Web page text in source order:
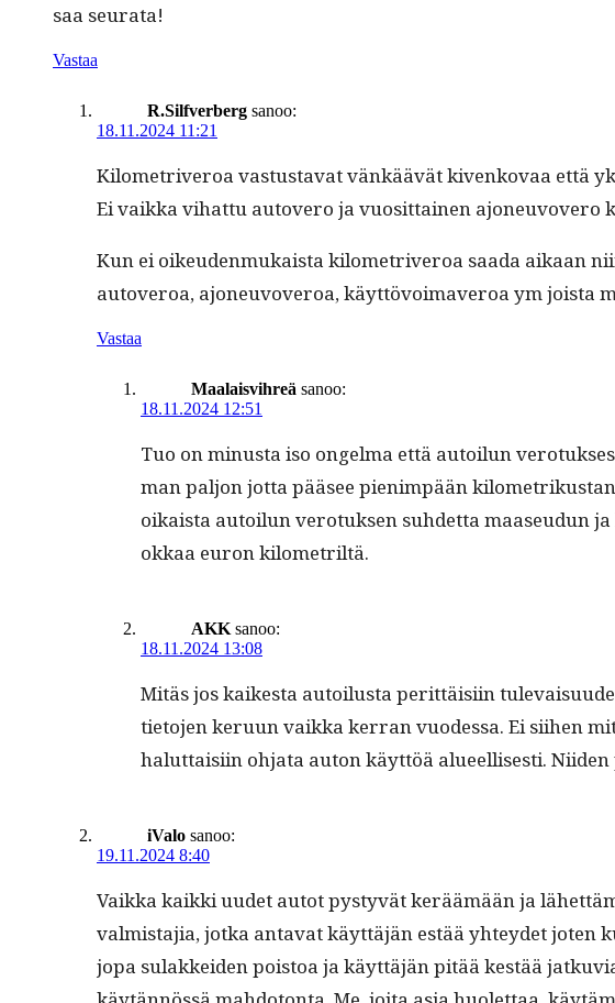
saa seurata!
Vastaa
R.Silfverberg sanoo:
18.11.2024 11:21
Kilo­metriveroa vas­tus­ta­vat vänkäävät kivenko­vaa että
Ei vaik­ka vihat­tu autovero ja vuosit­tainen
Kun ei oikeu­den­mukaista kilo­metriveroa saa­da aikaan
autoveroa, ajoneu­voveroa, käyt­tövoimaveroa ym joista
Vastaa
Maalaisvihreä sanoo:
18.11.2024 12:51
Tuo on minus­ta iso ongel­ma että autoilun
man paljon jot­ta pääsee pien­im­pään
oikaista autoilun vero­tuk­sen suhdet­ta maaseudun
okkaa euron kilometriltä.
AKK sanoo:
18.11.2024 13:08
Mitäs jos kaikesta autoilus­ta perit­täisi­in
tieto­jen keru­un vaik­ka ker­ran vuodessa. Ei siihen
halut­taisi­in ohja­ta auton käyt­töä alueel­lis­es­ti.
iValo sanoo:
19.11.2024 8:40
Vaik­ka kaik­ki uudet autot pystyvät keräämään ja
valmis­ta­jia, jot­ka anta­vat käyt­täjän estää yhtey­det joten
jopa sulakkei­den pois­toa ja käyt­täjän pitää kestää